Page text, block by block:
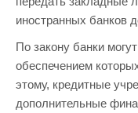
иностранных
По закону банки
обеспечением
этому, кредитные
дополнительные